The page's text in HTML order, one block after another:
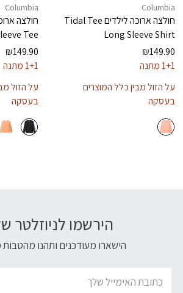
Columbia
חולצה ארוכה לילדיםTidal Tee
Long Sleeve Shirt
₪149.90
1+1 מתנה
על הזול מבין כלל המוצרים
בעסקה
Columbia
חולצה
Tee
₪149.90
1+1 מתנה
על הזול
בעסקה
הירשמו לניוזלטר
הישארו מעודכנים ותהנו מהטבות